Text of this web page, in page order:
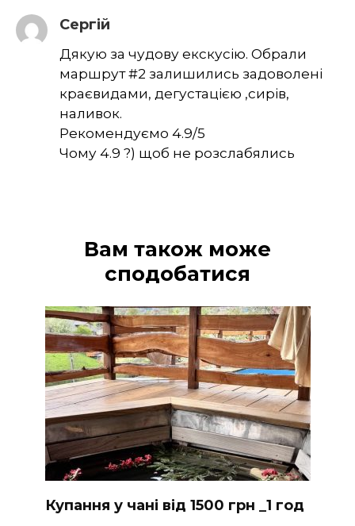
Сергій
Дякую за чудову екскусію. Обрали
маршрут #2 залишились задоволені
краєвидами, дегустацією ,сирів,
наливок.
Рекомендуємо 4.9/5
Чому 4.9 ?) щоб не розслабялись
Вам також може
сподобатися
Купання у чані від 1500 грн _1 год